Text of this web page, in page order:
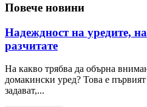
Повече новини
Надеждност на уредите,
разчитате
На какво трябва да обърна
домакински уред? Това е
задават,...